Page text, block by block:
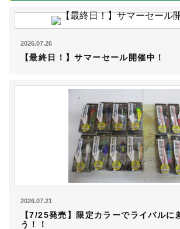
2026.07.26
【最終日！】サマーセール開催中！
2026.07.21
【7/25発売】限定カラーでライバルに
う！！